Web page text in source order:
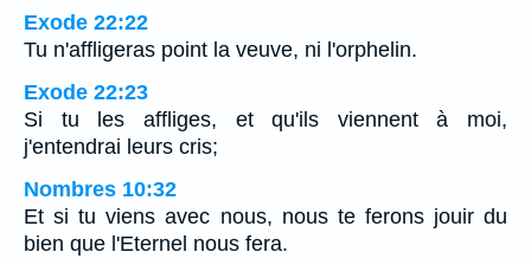
Exode 22:22
Tu n'affligeras point la veuve, ni l'orphelin.
Exode 22:23
Si tu les affliges, et qu'ils viennent à moi,
j'entendrai leurs cris;
Nombres 10:32
Et si tu viens avec nous, nous te ferons jouir du
bien que l'Eternel nous fera.